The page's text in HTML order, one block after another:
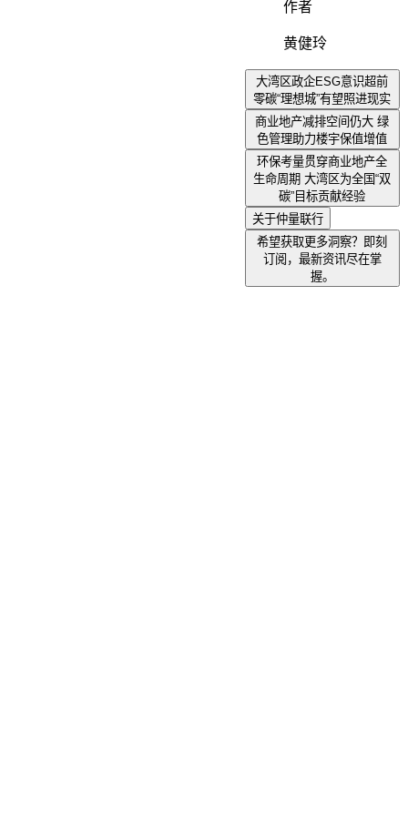
作者
黄健玲
大湾区政企ESG意识超前
零碳“理想城”有望照进现实
商业地产减排空间仍大 绿
色管理助力楼宇保值增值
环保考量贯穿商业地产全
生命周期 大湾区为全国“双
碳”目标贡献经验
关于仲量联行
希望获取更多洞察？即刻
订阅，最新资讯尽在掌
握。